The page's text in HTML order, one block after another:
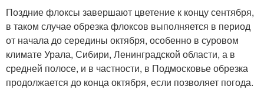
Поздние флоксы завершают цветение к концу сентября,
в таком случае обрезка флоксов выполняется в период
от начала до середины октября, особенно в суровом
климате Урала, Сибири, Ленинградской области, а в
средней полосе, и в частности, в Подмосковье обрезка
продолжается до конца октября, если позволяет погода.